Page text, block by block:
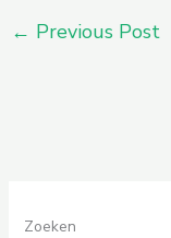
← Previous Post
Zoeken